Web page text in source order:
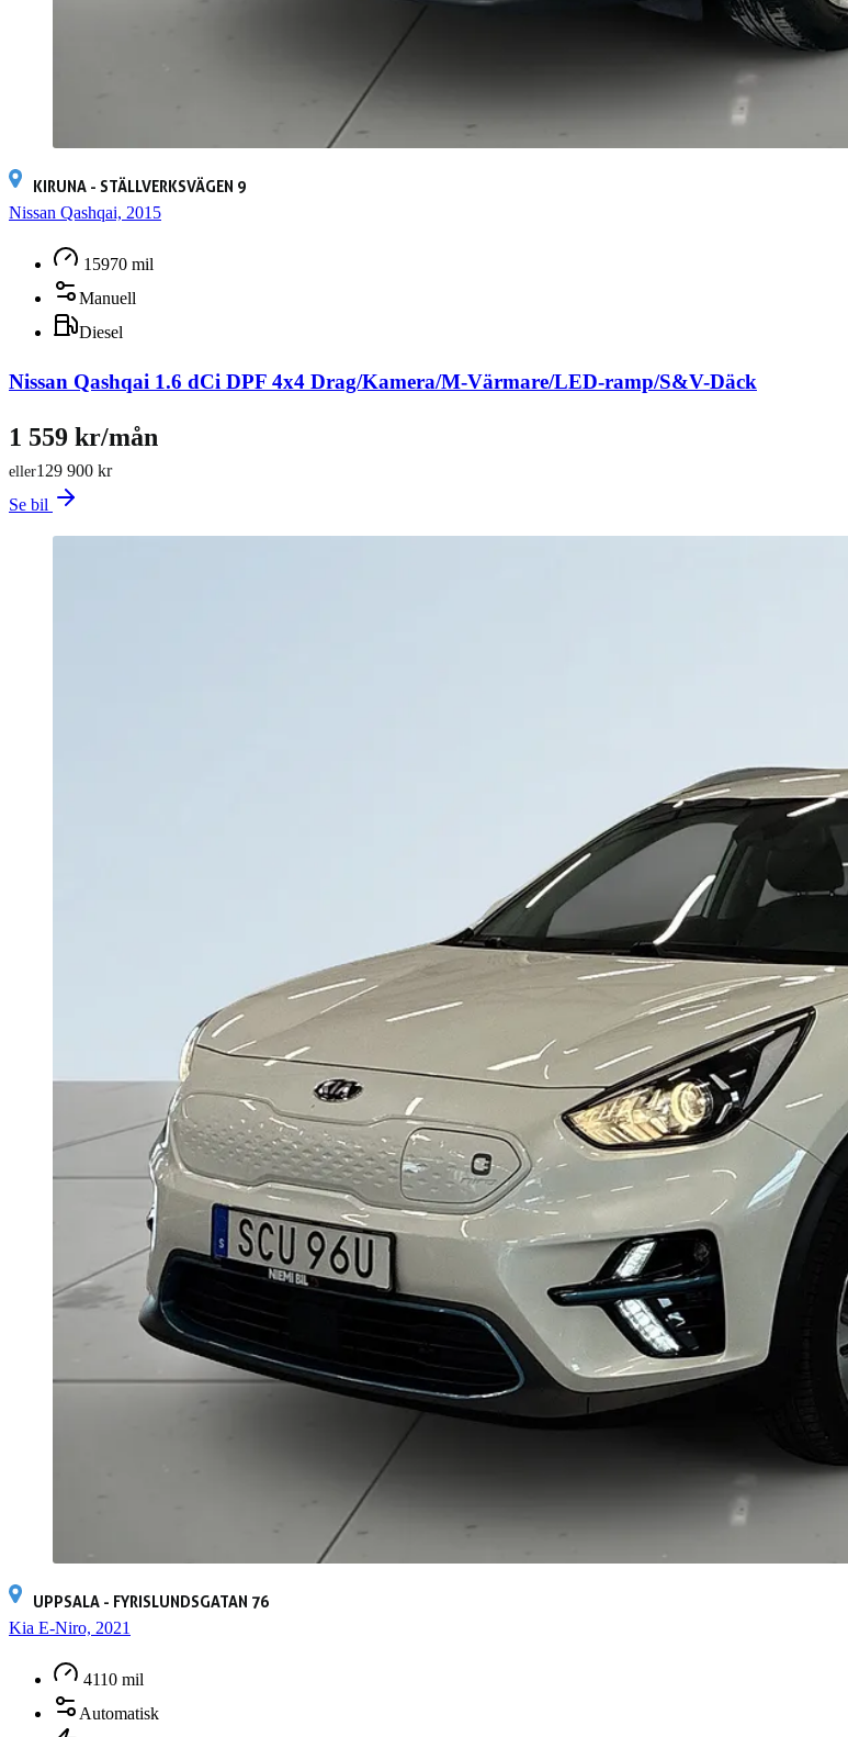
KIRUNA - STÄLLVERKSVÄGEN 9
Nissan Qashqai, 2015
15970 mil
Manuell
Diesel
Nissan Qashqai 1.6 dCi DPF 4x4 Drag/Kamera/M-Värmare/LED-ramp/S&V-Däck
129 900 kr
eller
1 559 kr/mån
Se bil
UPPSALA - FYRISLUNDSGATAN 76
Kia E-Niro, 2021
4110 mil
Automatisk